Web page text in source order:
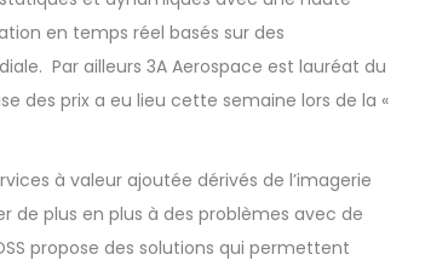
en temps réel basés sur des
Par ailleurs 3A Aerospace est lauréat du
des prix a eu lieu cette semaine lors de la «
à valeur ajoutée dérivés de l’imagerie
de plus en plus à des problèmes avec de
propose des solutions qui permettent